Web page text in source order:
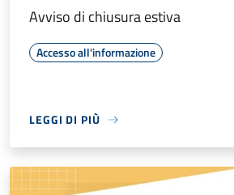
Avviso di chiusura estiva
Accesso all'informazione
LEGGI DI PIÙ